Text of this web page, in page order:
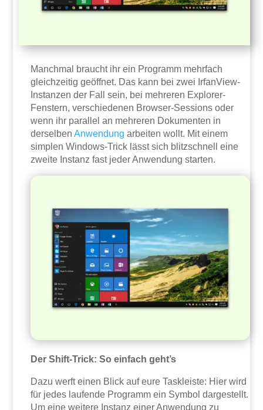
Manchmal braucht ihr ein Programm mehrfach
gleichzeitig geöffnet. Das kann bei zwei IrfanView-
Instanzen der Fall sein, bei mehreren Explorer-
Fenstern, verschiedenen Browser-Sessions oder
wenn ihr parallel an mehreren Dokumenten in
derselbenAnwendung arbeiten wollt. Mit einem
simplen Windows-Trick lässt sich blitzschnell eine
zweite Instanz fast jeder Anwendung starten.
Der Shift-Trick: So einfach geht’s
Dazu werft einen Blick auf eure Taskleiste: Hier wird
für jedes laufende Programm ein Symbol dargestellt.
Um eine weitere Instanz einer Anwendung zu